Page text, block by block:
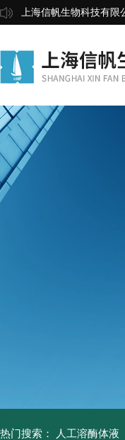
上海信帆生物科技有限
热门搜索： 人工溶酶体液